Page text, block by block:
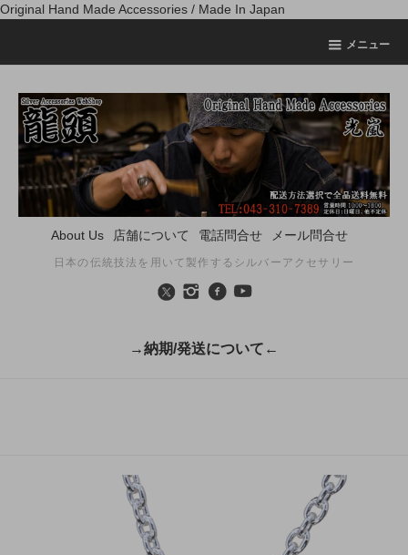
Original Hand Made Accessories / Made In Japan
メニュー
About Us 店舗について 電話問合せ メール問合せ
日本の伝統技法を用いて製作するシルバーアクセサリー
→納期/発送について←